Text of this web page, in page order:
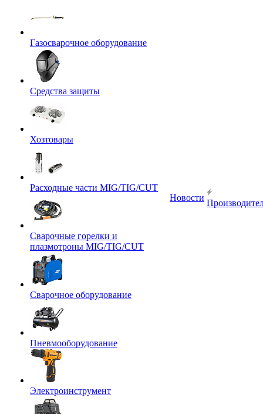
Газосварочное оборудование
Средства защиты
Хозтовары
Расходные части MIG/TIG/CUT
Сварочные горелки и
плазмотроны MIG/TIG/CUT
Сварочное оборудование
Пневмооборудование
Электроинструмент
Новости